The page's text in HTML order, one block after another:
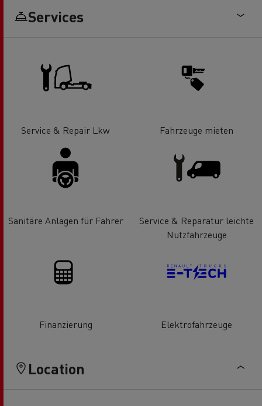
Services
Service & Repair Lkw Fahrzeuge mieten
Sanitäre Anlagen für Fahrer
Service & Reparatur leichte
Nutzfahrzeuge
Finanzierung Elektrofahrzeuge
Location